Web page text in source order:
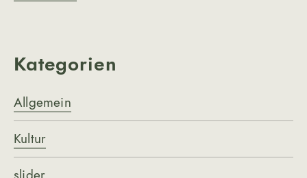
Kategorien
Allgemein
Kultur